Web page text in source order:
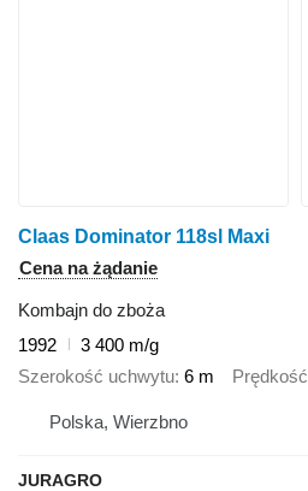
Claas Dominator 118sl Maxi
Cena na żądanie
Kombajn do zboża
1992
3 400 m/g
Szerokość uchwytu 6 m Prędkość
Polska, Wierzbno
JURAGRO